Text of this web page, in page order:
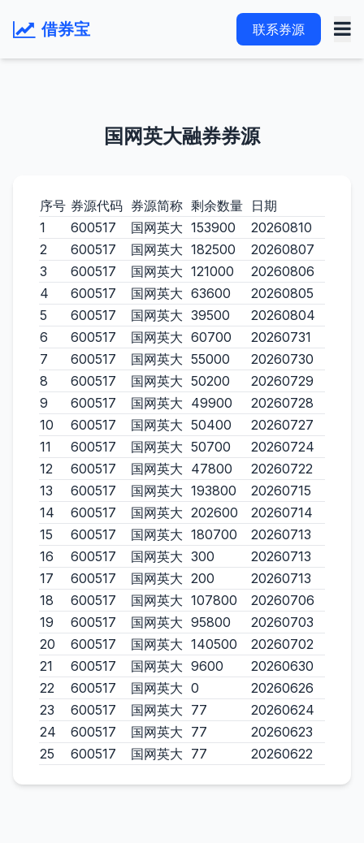
借券宝 联系券源
国网英大融券券源
序号 券源代码 券源简称 剩余数量 日期
1
600517 国网英大 153900
20260810
2
600517 国网英大 182500
20260807
3
600517 国网英大 121000
20260806
4
600517 国网英大 63600
20260805
5
600517 国网英大 39500
20260804
6
600517 国网英大 60700
20260731
7
600517 国网英大 55000
20260730
8
600517 国网英大 50200
20260729
9
600517 国网英大 49900
20260728
10
600517 国网英大 50400
20260727
11
600517 国网英大 50700
20260724
12
600517 国网英大 47800
20260722
13
600517 国网英大 193800
20260715
14
600517 国网英大 202600
20260714
15
600517 国网英大 180700
20260713
16
600517 国网英大 300
20260713
17
600517 国网英大 200
20260713
18
600517 国网英大 107800
20260706
19
600517 国网英大 95800
20260703
20
600517 国网英大 140500
20260702
21
600517 国网英大 9600
20260630
22
600517 国网英大 0
20260626
23
600517 国网英大 77
20260624
24
600517 国网英大 77
20260623
25
600517 国网英大 77 20260622